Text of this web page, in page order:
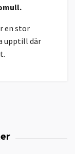
en stor
upptill där